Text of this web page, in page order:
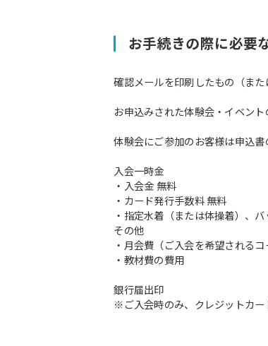
お手続きの際に必要
確認メールを印刷したもの（また
お申込みされた体験会・イベン
体験会にご参加のお客様は申込
入会一時金
・入会金 無料
・カード発行手数料 無料
・指定水着（または体操着）、
その他
・月会費（ご入会を希望されるコ
・教材費の費用
銀行届出印
※ご入会時のみ、クレジットカー